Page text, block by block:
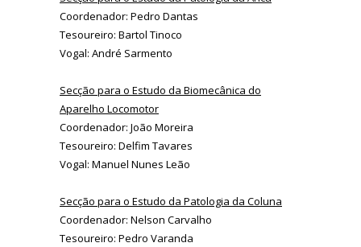
Coordenador: Pedro Dantas
Tesoureiro: Bartol Tinoco
Vogal: André Sarmento
Secção para o Estudo da Biomecânica do
Aparelho Locomotor
Coordenador: João Moreira
Tesoureiro: Delfim Tavares
Vogal: Manuel Nunes Leão
Secção para o Estudo da Patologia da Coluna
Coordenador: Nelson Carvalho
Tesoureiro: Pedro Varanda